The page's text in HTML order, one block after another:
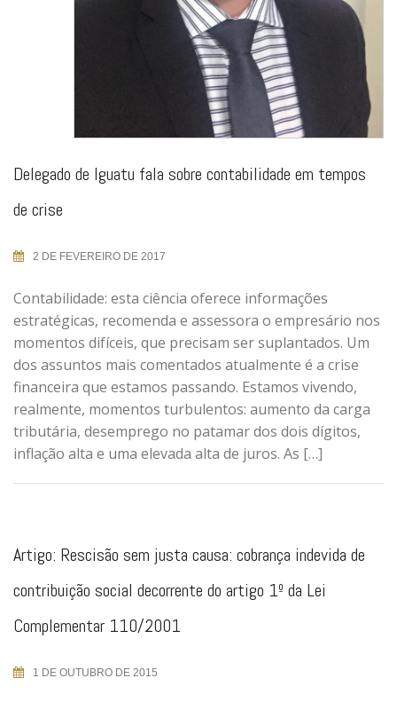
Delegado de Iguatu fala sobre contabilidade em tempos
de crise
2 DE FEVEREIRO DE 2017
Contabilidade: esta ciência oferece informações
estratégicas, recomenda e assessora o empresário nos
momentos difíceis, que precisam ser suplantados. Um
dos assuntos mais comentados atualmente é a crise
financeira que estamos passando. Estamos vivendo,
realmente, momentos turbulentos: aumento da carga
tributária, desemprego no patamar dos dois dígitos,
inflação alta e uma elevada alta de juros. As […]
Artigo: Rescisão sem justa causa: cobrança indevida de
contribuição social decorrente do artigo 1º da Lei
Complementar 110/2001
1 DE OUTUBRO DE 2015